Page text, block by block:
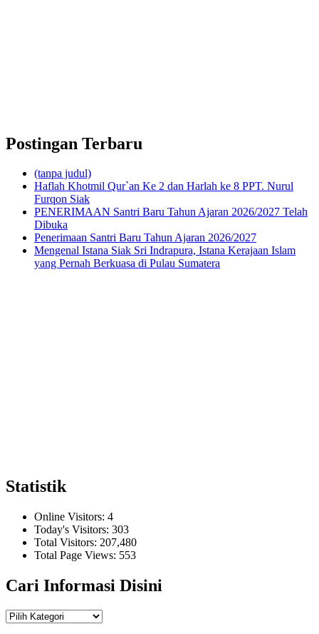
Postingan Terbaru
(tanpa judul)
Haflah Khotmil Qur`an Ke 2 dan Harlah ke 8 PPT. Nurul
Furqon Siak
PENERIMAAN Santri Baru Tahun Ajaran 2026/2027 Telah
Dibuka
Penerimaan Santri Baru Tahun Ajaran 2026/2027
Mengenal Istana Siak Sri Indrapura, Istana Kerajaan Islam
yang Pernah Berkuasa di Pulau Sumatera
Statistik
Online Visitors: 4
Today's Visitors: 303
Total Visitors: 207,480
Total Page Views: 553
Cari Informasi Disini
Cari